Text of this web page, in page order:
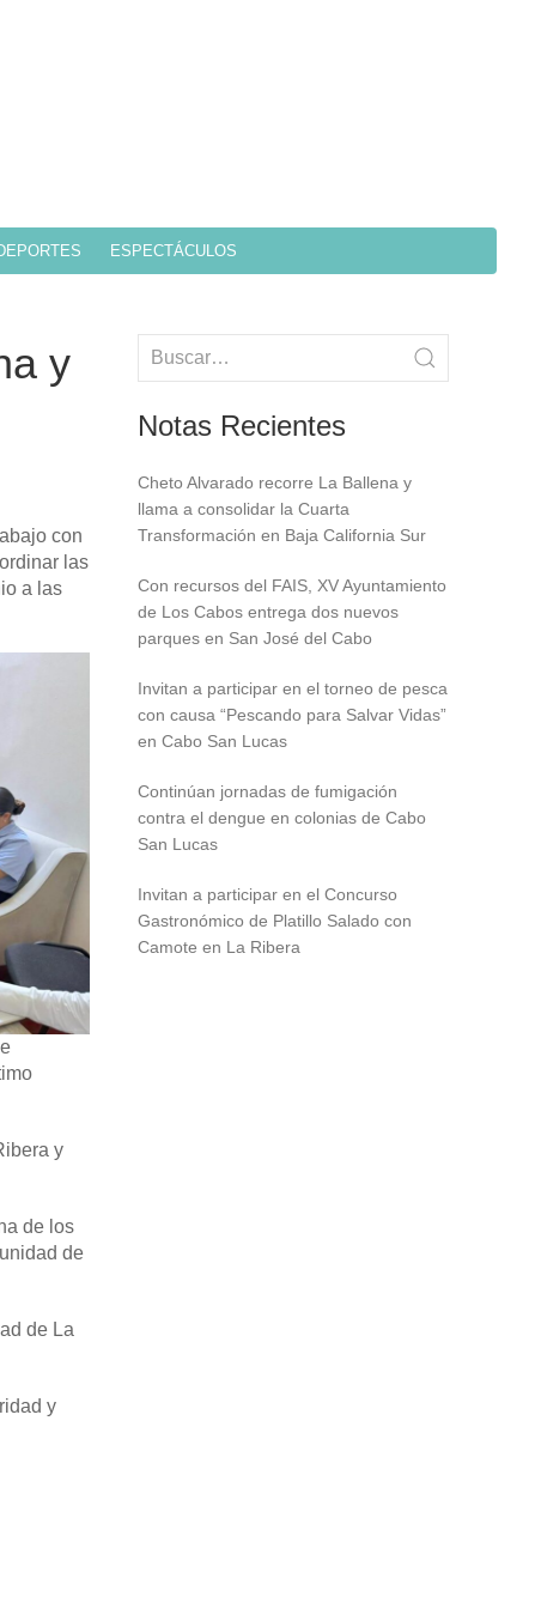
ESPECTÁCULOS
y
con
las
a las
y
de los
de
de La
y
Notas Recientes
Cheto Alvarado recorre La Ballena y
llama a consolidar la Cuarta
Transformación en Baja California Sur
Con recursos del FAIS, XV Ayuntamiento
de Los Cabos entrega dos nuevos
parques en San José del Cabo
Invitan a participar en el torneo de pesca
con causa “Pescando para Salvar Vidas”
en Cabo San Lucas
Continúan jornadas de fumigación
contra el dengue en colonias de Cabo
San Lucas
Invitan a participar en el Concurso
Gastronómico de Platillo Salado con
Camote en La Ribera